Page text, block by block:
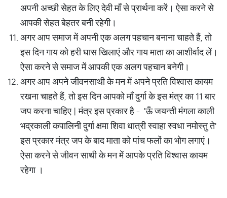
अपनी अच्छी सेहत के लिए देवी माँ से प्रार्थना करें। ऐसा करने से
आपकी सेहत बेहतर बनी रहेगी।
अगर आप समाज में अपनी एक अलग पहचान बनाना चाहते हैं, तो
इस दिन गाय को हरी घास खिलाएं और गाय माता का आशीर्वाद लें।
ऐसा करने से समाज में आपकी एक अलग पहचान बनेगी।
अगर आप अपने जीवनसाथी के मन में अपने प्रति विश्वास कायम
रखना चाहते हैं, तो इस दिन आपको माँ दुर्गा के इस मंत्र का 11 बार
जप करना चाहिए | मंत्र इस प्रकार है - 'ऊँ जयन्ती मंगला काली
भद्रकाली कपालिनी दुर्गा क्षमा शिवा धात्री स्वाहा स्वधा नमोस्तु ते'
इस प्रकार मंत्र जप के बाद माता को पांच फलों का भोग लगाएं।
ऐसा करने से जीवन साथी के मन में आपके प्रति विश्वास कायम
रहेगा ।